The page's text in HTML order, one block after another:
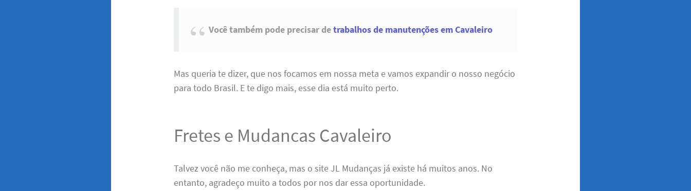
Você também pode precisar detrabalhos de manutenções em Cavaleiro
Mas queria te dizer, que nos focamos em nossa meta e vamos expandir o nosso negócio
para todo Brasil. E te digo mais, esse dia está muito perto.
Fretes e Mudancas Cavaleiro
Talvez você não me conheça, mas o site JL Mudanças já existe há muitos anos. No
entanto, agradeço muito a todos por nos dar essa oportunidade.